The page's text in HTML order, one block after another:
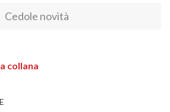
Cedole novità
collana